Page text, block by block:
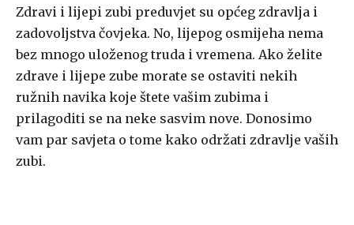
Zdravi i lijepi zubi preduvjet su općeg zdravlja i
zadovoljstva čovjeka. No, lijepog osmijeha nema
bez mnogo uloženog truda i vremena. Ako želite
zdrave i lijepe zube morate se ostaviti nekih
ružnih navika koje štete vašim zubima i
prilagoditi se na neke sasvim nove. Donosimo
vam par savjeta o tome kako održati zdravlje vaših
zubi.